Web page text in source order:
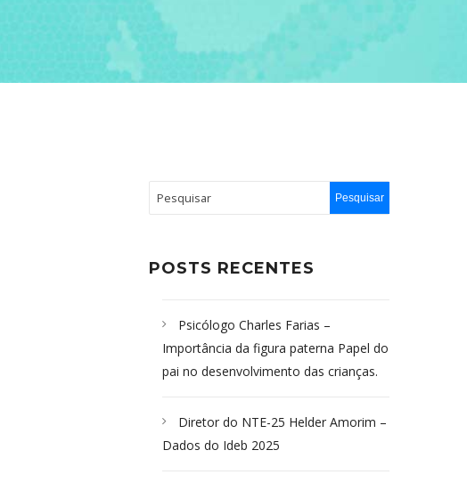
POSTS RECENTES
Psicólogo Charles Farias –
Importância da figura paterna Papel do
pai no desenvolvimento das crianças.
Diretor do NTE-25 Helder Amorim –
Dados do Ideb 2025